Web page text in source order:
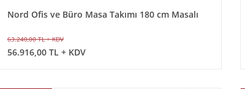
Nord Ofis ve Büro Masa Takımı 180 cm Masalı
63.240,00 TL + KDV
56.916,00 TL + KDV